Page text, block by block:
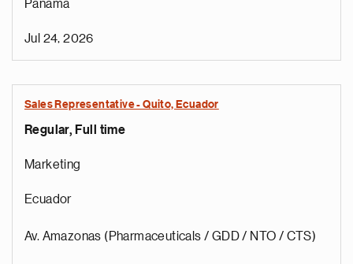
Panama
Jul 24, 2026
Sales Representative - Quito, Ecuador
Regular, Full time
Marketing
Ecuador
Av. Amazonas (Pharmaceuticals / GDD / NTO / CTS)